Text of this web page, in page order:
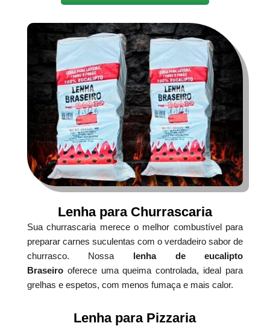
Lenha para Churrascaria
Sua churrascaria merece o melhor combustível para
preparar carnes suculentas com o verdadeiro sabor de
churrasco. Nossa lenha de eucalipto
Braseirooferece uma queima controlada, ideal para
grelhas e espetos, com menos fumaça e mais calor.
Lenha para Pizzaria